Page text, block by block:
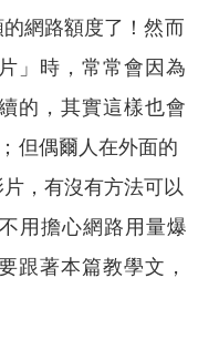
網路額度了！ 然而
」時，常常會因為
的，其實這樣也會
但偶爾人在外面的
，有沒有方法可以
不用擔心網路用量爆
跟著本篇教學文，